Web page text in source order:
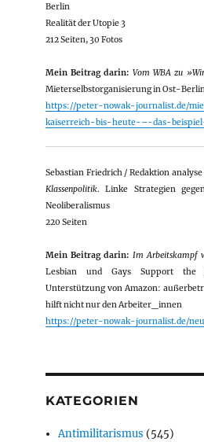
Berlin
Realität der Utopie 3
212 Seiten, 30 Fotos
Mein Beitrag darin: Vom WBA zu
Mieterselbstorganisierung in Ost-
https://peter-nowak-journalist.de/
kaiserreich-bis-heute-–-das-
Sebastian Friedrich / Redaktion
Klassenpolitik. Linke Strategien
Neoliberalismus
220 Seiten
Mein Beitrag darin: Im Arbeitskampf
Lesbian und Gays Support
Unterstützung von Amazon:
hilft nicht nur den Arbeiter_innen
https://peter-nowak-journalist.de/
KATEGORIEN
Antimilitarismus (545)